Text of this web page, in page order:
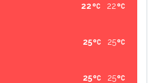
22
22
25
25
25
25